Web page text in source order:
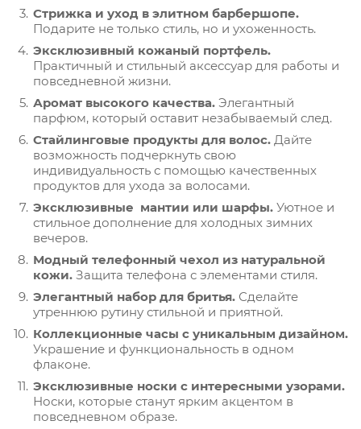
Стрижка и уход в элитном барбершопе.
Подарите не только стиль, но и ухоженность.
Эксклюзивный кожаный портфель.
Практичный и стильный аксессуар для работы и
повседневной жизни.
Аромат высокого качества. Элегантный
парфюм, который оставит незабываемый след.
Стайлинговые продукты для волос. Дайте
возможность подчеркнуть свою
индивидуальность с помощью качественных
продуктов для ухода за волосами.
Эксклюзивные мантии или шарфы. Уютное и
стильное дополнение для холодных зимних
вечеров.
Модный телефонный чехол из натуральной
кожи. Защита телефона с элементами стиля.
Элегантный набор для бритья. Сделайте
утреннюю рутину стильной и приятной.
Коллекционные часы с уникальным дизайном.
Украшение и функциональность в одном
флаконе.
Эксклюзивные носки с интересными узорами.
Носки, которые станут ярким акцентом в
повседневном образе.